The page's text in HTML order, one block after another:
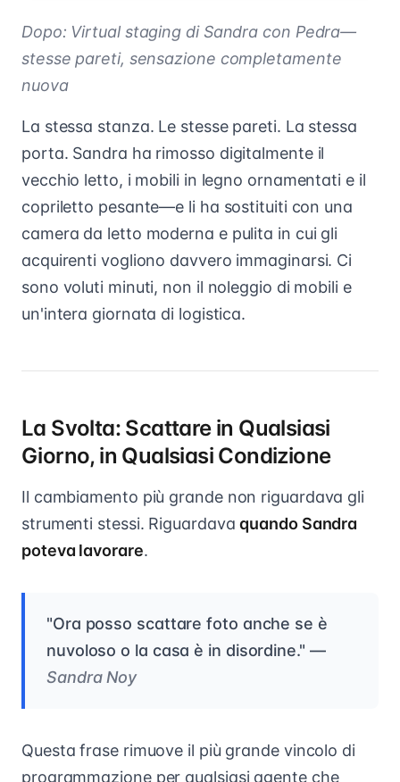
Dopo: Virtual staging di Sandra con Pedra—
stesse pareti, sensazione completamente
nuova
La stessa stanza. Le stesse pareti. La stessa
porta. Sandra ha rimosso digitalmente il
vecchio letto, i mobili in legno ornamentati e il
copriletto pesante—e li ha sostituiti con una
camera da letto moderna e pulita in cui gli
acquirenti vogliono davvero immaginarsi. Ci
sono voluti minuti, non il noleggio di mobili e
un'intera giornata di logistica.
La Svolta: Scattare in Qualsiasi
Giorno, in Qualsiasi Condizione
Il cambiamento più grande non riguardava gli
strumenti stessi. Riguardavaquando Sandra
poteva lavorare.
"Ora posso scattare foto anche se è
nuvoloso o la casa è in disordine." —
Sandra Noy
Questa frase rimuove il più grande vincolo di
programmazione per qualsiasi agente che